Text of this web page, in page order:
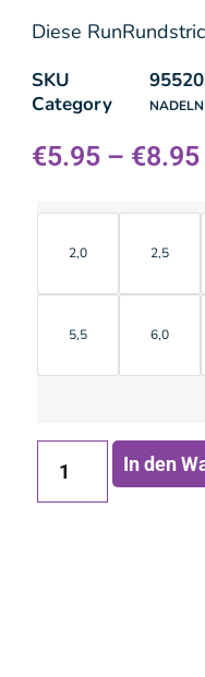
Diese
SKU
Category
NADELN
€5.95 – €8.95
2,0 2,5
5,5 6,0
In den